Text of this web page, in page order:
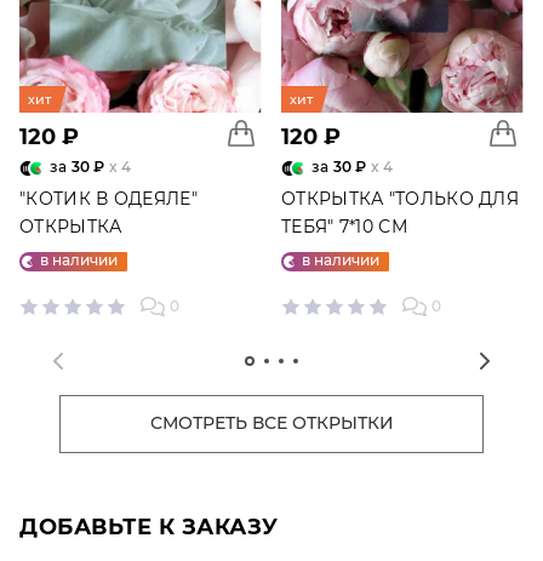
хит
120 ₽
за 30 ₽ x 4
"КОТИК В ОДЕЯЛЕ"
ОТКРЫТКА
в наличии
0
хит
120 ₽
за 30 ₽ x 4
ОТКРЫТКА "ТОЛЬКО ДЛЯ
ТЕБЯ" 7*10 СМ
в наличии
0
СМОТРЕТЬ ВСЕ ОТКРЫТКИ
ДОБАВЬТЕ К ЗАКАЗУ